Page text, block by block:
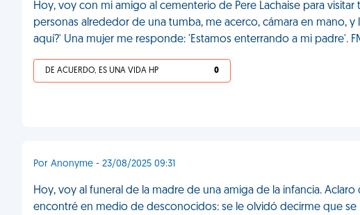
Hoy, voy con mi amigo al cementerio de Pere Lachaise para
personas alrededor de una tumba, me acerco, cámara en mano,
aquí?' Una mujer me responde: 'Estamos enterrando a mi padre'.
DE ACUERDO, ES UNA VIDA HP 0
Por Anonyme - 23/08/2025 09:31
Hoy, voy al funeral de la madre de una amiga de la infancia.
encontré en medio de desconocidos: se le olvidó decirme que se